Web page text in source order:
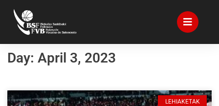
Day: April 3, 2023
LEHIAKETAK